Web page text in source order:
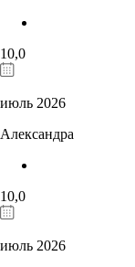
10,0
июль 2026
Александра
10,0
июль 2026